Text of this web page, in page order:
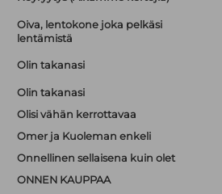
Oiva, lentokone joka pelkäsi
lentämistä
Olin takanasi
Olin takanasi
Olisi vähän kerrottavaa
Omer ja Kuoleman enkeli
Onnellinen sellaisena kuin olet
ONNEN KAUPPAA